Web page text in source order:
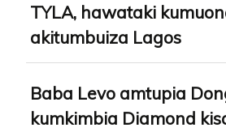
TYLA, hawataki
akitumbuiza Lagos
Baba Levo amtupia
kumkimbia Diamond